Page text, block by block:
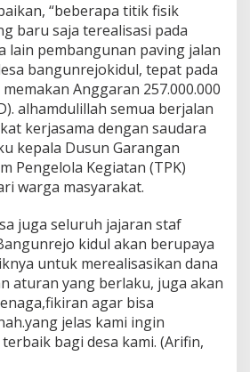
“beberapa titik fisik
baru saja terealisasi pada
lain pembangunan paving jalan
bangunrejokidul, tepat pada
Anggaran 257.000.000
alhamdulillah semua berjalan
kerjasama dengan saudara
kepala Dusun Garangan
Pengelola Kegiatan (TPK)
warga masyarakat.
juga seluruh jajaran staf
kidul akan berupaya
untuk merealisasikan dana
aturan yang berlaku, juga akan
agar bisa
jelas kami ingin
bagi desa kami. (Arifin,